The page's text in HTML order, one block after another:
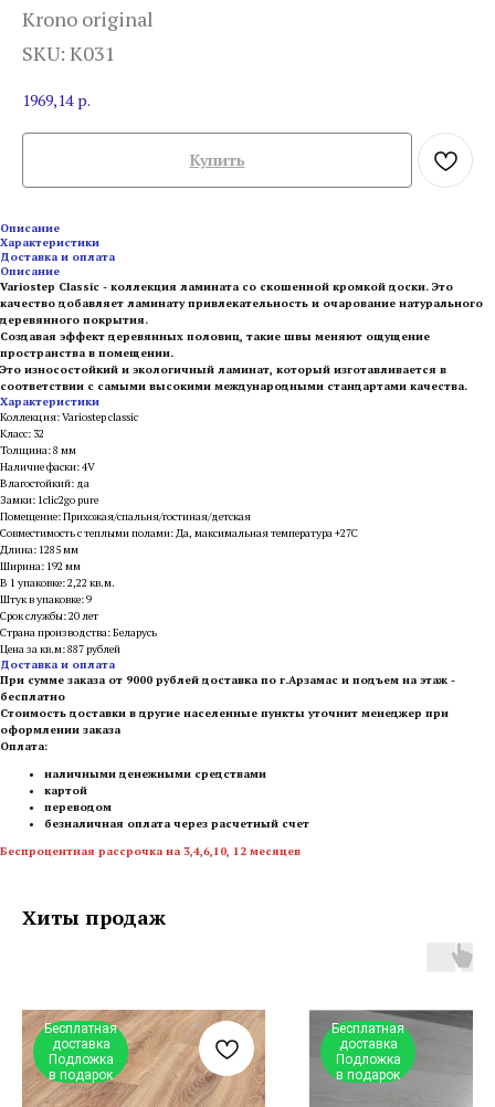
Krono original
SKU: К031
1969,14 р.
Купить
Описание
Характеристики
Доставка и оплата
Описание
Variostep Classic - коллекция ламината со скошенной кромкой доски. Это
качество добавляет ламинату привлекательность и очарование натурального
деревянного покрытия.
Создавая эффект деревянных половиц, такие швы меняют ощущение
пространства в помещении.
Это износостойкий и экологичный ламинат, который изготавливается в
соответствии с самыми высокими международными стандартами качества.
Характеристики
Коллекция: Variostep classic
Класс: 32
Толщина: 8 мм
Наличие фаски: 4V
Влагостойкий: да
Замки: 1clic2go pure
Помещение: Прихожая/спальня/гостиная/детская
Совместимость с теплыми полами: Да, максимальная температура +27С
Длина: 1285 мм
Ширина: 192 мм
В 1 упаковке: 2,22 кв.м.
Штук в упаковке: 9
Срок службы: 20 лет
Страна производства: Беларусь
Цена за кв.м: 887 рублей
Доставка и оплата
При сумме заказа от 9000 рублей доставка по г.Арзамас и подъем на этаж -
бесплатно
Стоимость доставки в другие населенные пункты уточнит менеджер при
оформлении заказа
Оплата:
наличными денежными средствами
картой
переводом
безналичная оплата через расчетный счет
Беспроцентная рассрочка на 3,4,6,10, 12 месяцев
Хиты продаж
Бесплатная
доставка
Подложка
в подарок
Бесплатная
доставка
Подложка
в подарок